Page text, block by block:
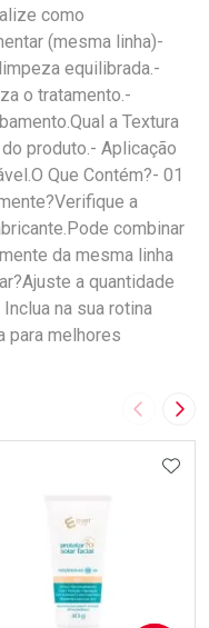
como
(mesma linha)-
equilibrada.-
o tratamento.-
a Textura
produto.- Aplicação
Que Contém?- 01
a
combinar
da mesma linha
a quantidade
na sua rotina
para melhores
Imagem
AOS FAVORITOS